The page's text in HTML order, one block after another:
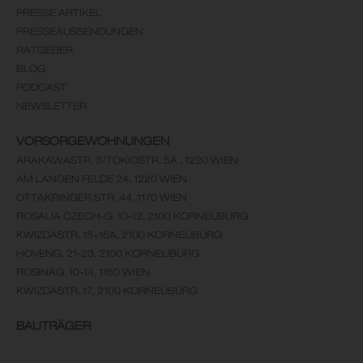
PRESSE ARTIKEL
PRESSEAUSSENDUNGEN
RATGEBER
BLOG
PODCAST
NEWSLETTER
VORSORGEWOHNUNGEN
ARAKAWASTR. 3/TOKIOSTR. 5A , 1220 WIEN
AM LANGEN FELDE 24, 1220 WIEN
OTTAKRINGER STR. 44, 1170 WIEN
ROSALIA CZECH-G. 10-12, 2100 KORNEUBURG
KWIZDASTR. 15+15A, 2100 KORNEUBURG
HOVENG. 21-23, 2100 KORNEUBURG
ROSINAG. 10-14, 1150 WIEN
KWIZDASTR. 17, 2100 KORNEUBURG
BAUTRÄGER